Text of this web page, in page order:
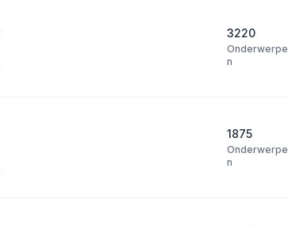
3220
Onderwerpe
n
1875
Onderwerpe
n